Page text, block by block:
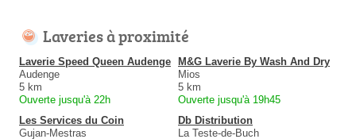
Laveries à proximité
Laverie Speed Queen Audenge
Audenge
5 km
Ouverte jusqu'à 22h
M&G Laverie By Wash And Dry
Mios
5 km
Ouverte jusqu'à 19h45
Les Services du Coin
Gujan-Mestras
Db Distribution
La Teste-de-Buch